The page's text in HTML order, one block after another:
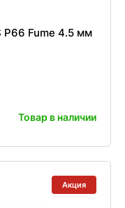
P66 Fume 4.5 мм
Товар в наличии
Акция